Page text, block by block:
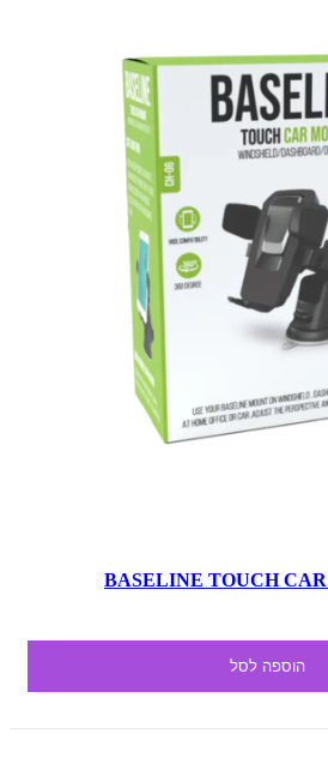
זרוע מעמד לרכב בייסליין BASELINE TOUCH CAR
הוספה לסל